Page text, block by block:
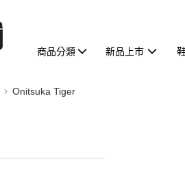
商品分類 新品上市
Onitsuka Tiger